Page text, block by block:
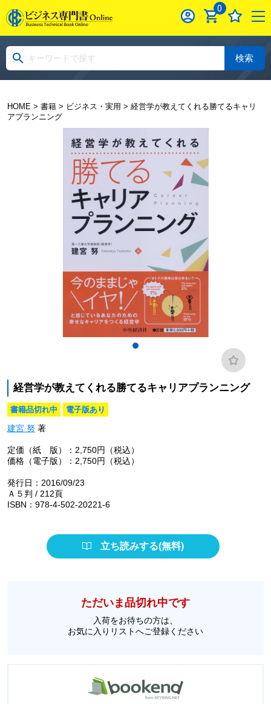
0
検索
HOME> 書籍> ビジネス・実用 > 経営学が教えてくれる勝てるキャリ
アプランニング
経営学が教えてくれる勝てるキャリアプランニング
書籍品切れ中 電子版あり
建宮 努 著
定価（紙 版）：2,750円（税込）
価格（電子版）：2,750円（税込）
発行日：2016/09/23
Ａ５判 / 212頁
ISBN：978-4-502-20221-6
立ち読みする(無料)
ただいま品切れ中です
入荷をお待ちの方は、
お気に入りリストへご登録ください